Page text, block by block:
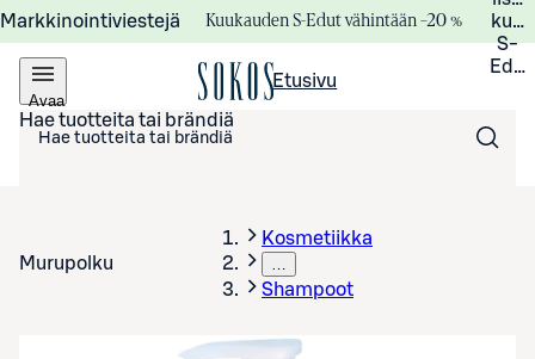
Markkinointiviestejä Kuukauden S-Edut vähintään –20 %
S-
Avaa
valikko
Etusivu
Hae tuotteita tai brändiä
Murupolku
Kosmetiikka
…
Shampoot